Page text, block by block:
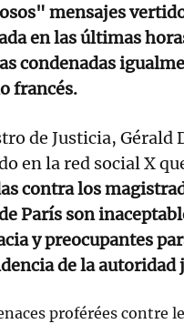
mensajes
en las últimas
condenadas
francés.
de Justicia, Gérald
en la red social X
contra los
París son
y preocupantes
de la
proférées contre